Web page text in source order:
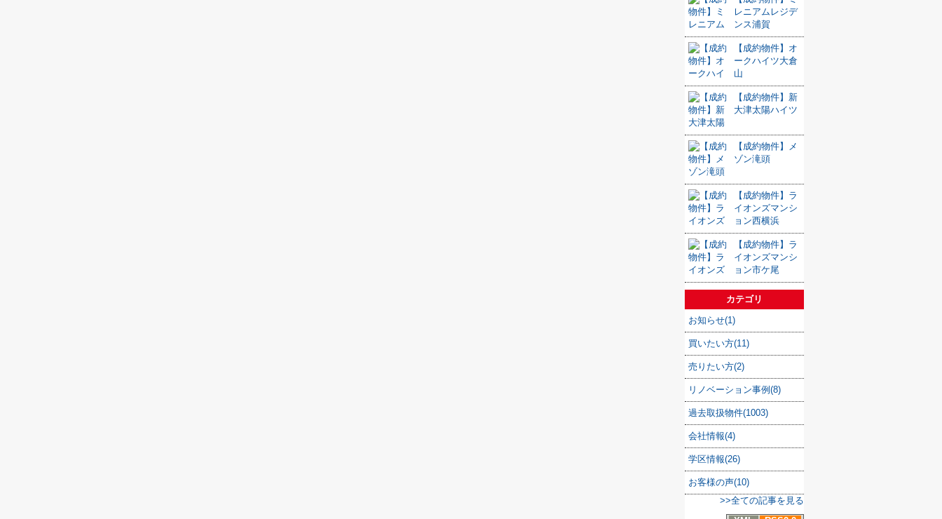
レニアムレジデ
ンス浦賀
【成約物件】オ
ークハイツ大倉
山
【成約物件】新
大津太陽ハイツ
【成約物件】メ
ゾン滝頭
【成約物件】ラ
イオンズマンシ
ョン西横浜
【成約物件】ラ
イオンズマンシ
ョン市ケ尾
カテゴリ
お知らせ(1)
買いたい方(11)
売りたい方(2)
リノベーション事例(8)
過去取扱物件(1003)
会社情報(4)
学区情報(26)
お客様の声(10)
>>全ての記事を見る